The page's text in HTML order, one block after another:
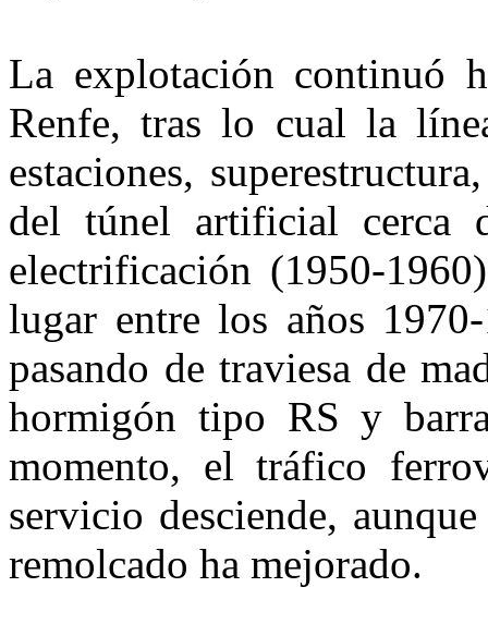
La explotación continuó
Renfe, tras lo cual la
estaciones,
del túnel artificial cerca
electrificación (1950-
lugar entre los años
pasando de traviesa de
hormigón tipo RS y
momento, el tráfico
servicio desciende,
remolcado ha mejorado.